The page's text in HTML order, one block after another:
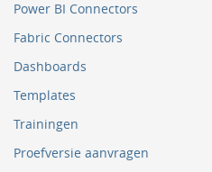
Power BI Connectors
Fabric Connectors
Dashboards
Templates
Trainingen
Proefversie aanvragen